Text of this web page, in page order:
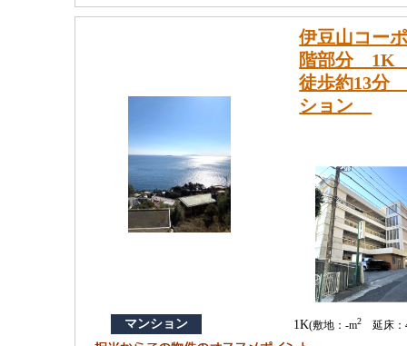
伊豆山コー
階部分 1K
徒歩約13分
ション
マンション 1K(敷地：-m2延床：